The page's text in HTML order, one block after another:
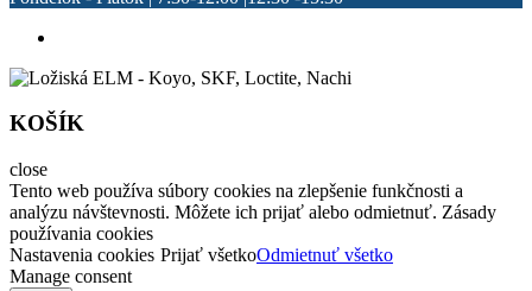
KOŠÍK
close
Tento web používa súbory cookies na zlepšenie funkčnosti a
analýzu návštevnosti. Môžete ich prijať alebo odmietnuť. Zásady
používania cookies
Nastavenia cookies Prijať všetkoOdmietnuť všetko
Manage consent